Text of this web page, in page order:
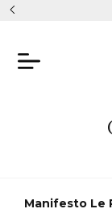
Manifesto Le